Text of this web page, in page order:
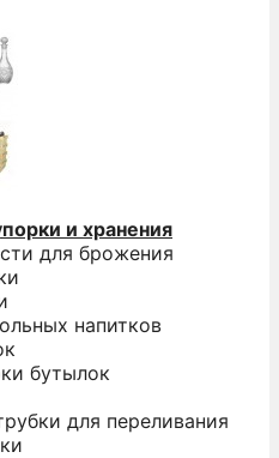
и хранения
для брожения
напитков
бутылок
для переливания